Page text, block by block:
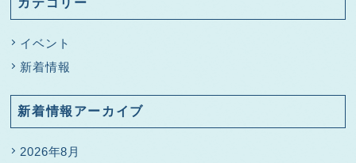
イベント
新着情報
新着情報アーカイブ
2026年8月